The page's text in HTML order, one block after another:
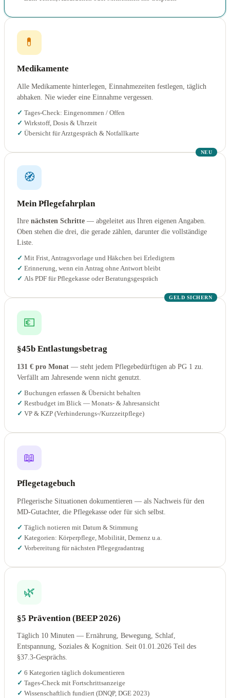
💊
Medikamente
Alle Medikamente hinterlegen, Einnahmezeiten festlegen, täglich
abhaken. Nie wieder eine Einnahme vergessen.
Tages-Check: Eingenommen / Offen
Wirkstoff, Dosis & Uhrzeit
Übersicht für Arztgespräch & Notfallkarte
NEU
🧭
Mein Pflegefahrplan
Ihre nächsten Schritte — abgeleitet aus Ihren eigenen Angaben.
Oben stehen die drei, die gerade zählen, darunter die vollständige
Liste.
Mit Frist, Antragsvorlage und Häkchen bei Erledigtem
Erinnerung, wenn ein Antrag ohne Antwort bleibt
Als PDF für Pflegekasse oder Beratungsgespräch
GELD SICHERN
💶
§45b Entlastungsbetrag
131 € pro Monat — steht jedem Pflegebedürftigen ab PG 1 zu.
Verfällt am Jahresende wenn nicht genutzt.
Buchungen erfassen & Übersicht behalten
Restbudget im Blick — Monats- & Jahresansicht
VP & KZP (Verhinderungs-/Kurzzeitpflege)
📖
Pflegetagebuch
Pflegerische Situationen dokumentieren — als Nachweis für den
MD-Gutachter, die Pflegekasse oder für sich selbst.
Täglich notieren mit Datum & Stimmung
Kategorien: Körperpflege, Mobilität, Demenz u.a.
Vorbereitung für nächsten Pflegegradantrag
🌿
§5 Prävention (BEEP 2026)
Täglich 10 Minuten — Ernährung, Bewegung, Schlaf,
Entspannung, Soziales & Kognition. Seit 01.01.2026 Teil des
§37.3-Gesprächs.
6 Kategorien täglich dokumentieren
Tages-Check mit Fortschrittsanzeige
Wissenschaftlich fundiert (DNQP, DGE 2023)